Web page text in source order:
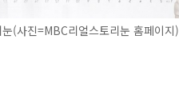
(사진=MBC리얼스토리눈 홈페이지)